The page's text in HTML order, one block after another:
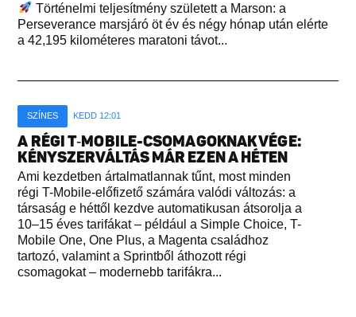
Történelmi teljesítmény született a Marson: a
Perseverance marsjáró öt év és négy hónap után elérte
a 42,195 kilométeres maratoni távot...
SZÍNES KEDD 12:01
A RÉGI T‑MOBILE-CSOMAGOKNAK VÉGE:
KÉNYSZERVÁLTÁS MÁR EZEN A HÉTEN
Ami kezdetben ártalmatlannak tűnt, most minden
régi T-Mobile-előfizető számára valódi változás: a
társaság e héttől kezdve automatikusan átsorolja a
10–15 éves tarifákat – például a Simple Choice, T-
Mobile One, One Plus, a Magenta családhoz
tartozó, valamint a Sprintből áthozott régi
csomagokat – modernebb tarifákra...